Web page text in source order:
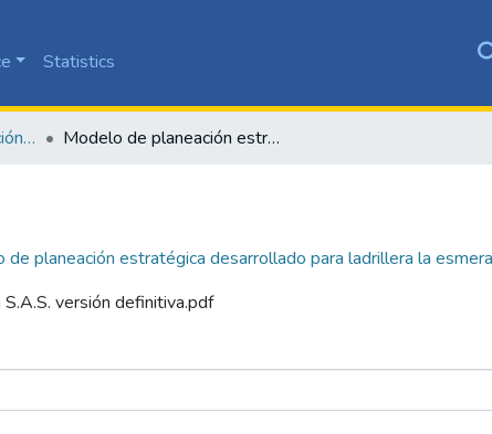
Statistics
Maestría en Administración de Empresas Modelo de planeación estratégica desarrollado para ladrillera la esmeralda S.A.S
de planeación estratégica desarrollado para ladrillera la
versión definitiva.pdf